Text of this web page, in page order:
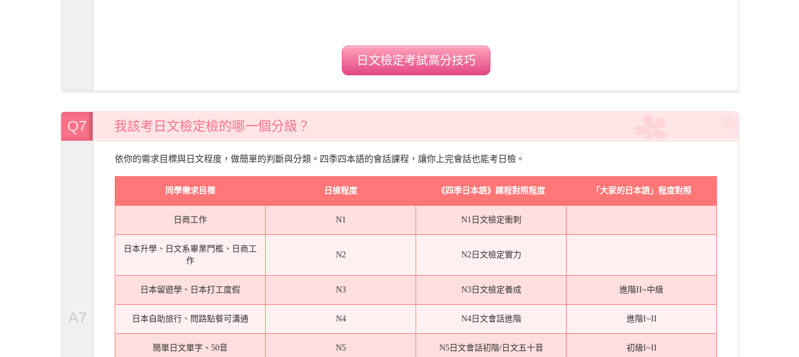
日文檢定考試高分技巧
Q7 我該考日文檢定檢的哪一個分級？
A7
依你的需求目標與日文程度，做簡單的判斷與分類。四季四本語的會話課程，讓你上完會話也能考日檢。
同學需求目標 日檢程度 《四季日本語》課程對照程度 「大家的日本語」程度對照
日商工作 N1 N1日文檢定衝刺
日本升學、日文系畢業門檻、日商工
作
N2 N2日文檢定實力
日本留遊學、日本打工度假 N3 N3日文檢定養成 進階II~中級
日本自助旅行、問路點餐可溝通 N4 N4日文會話進階 進階I~II
簡單日文單字、50音 N5 N5日文會話初階/日文五十音 初級I~II